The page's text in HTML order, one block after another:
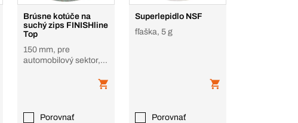
Brúsne kotúče na
suchý zips FINISHline
Top
150 mm, pre
automobilový sektor,
Porovnať
Superlepidlo NSF
fľaška, 5 g
Porovnať